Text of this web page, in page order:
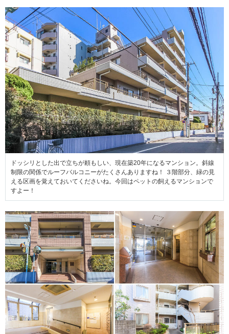
ドッシリとした出で立ちが頼もしい、現在築20年になるマンション。斜線
制限の関係でルーフバルコニーがたくさんありますね！ ３階部分、緑の見
える区画を覚えておいてくださいね。今回はペットの飼えるマンションで
すよー！